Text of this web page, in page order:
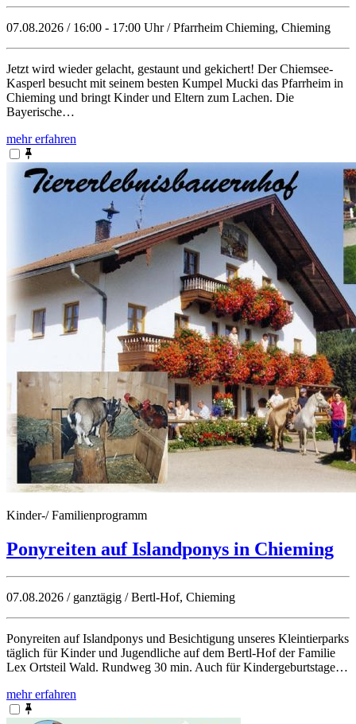
07.08.2026 / 16:00 - 17:00 Uhr / Pfarrheim Chieming, Chieming
Jetzt wird wieder gelacht, gestaunt und gekichert! Der Chiemsee-
Kasperl besucht mit seinem besten Kumpel Mucki das Pfarrheim in
Chieming und bringt Kinder und Eltern zum Lachen. Die
Bayerische…
mehr erfahren
Kinder-/ Familienprogramm
Ponyreiten auf Islandponys in Chieming
07.08.2026 / ganztägig / Bertl-Hof, Chieming
Ponyreiten auf Islandponys und Besichtigung unseres Kleintierparks
täglich für Kinder und Jugendliche auf dem Bertl-Hof der Familie
Lex Ortsteil Wald. Rundweg 30 min. Auch für Kindergeburtstage…
mehr erfahren